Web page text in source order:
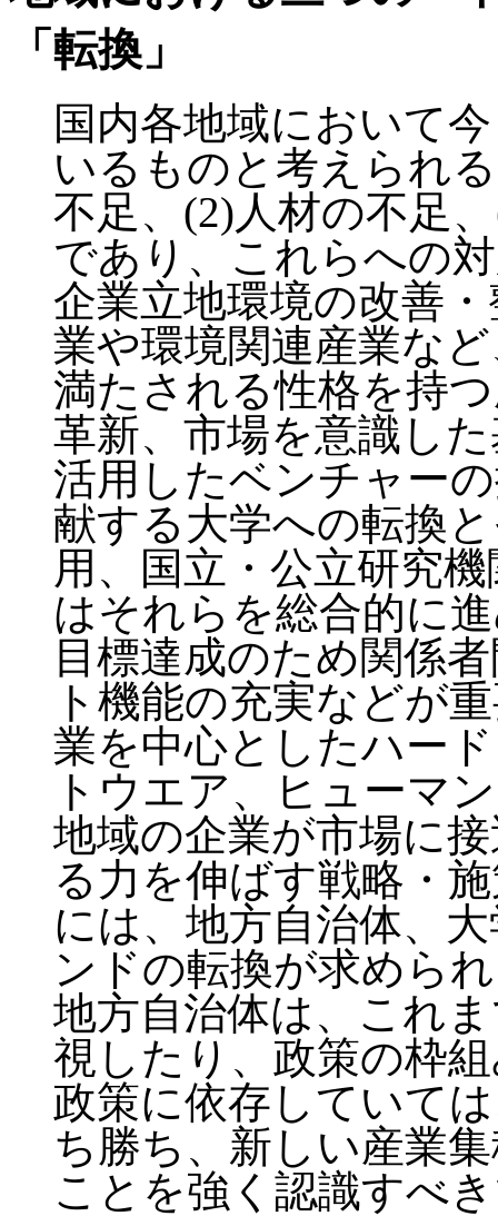
「転換」
国内各地域において
いるものと考えられ
不足、(2)人材の不足
であり、これらへの
企業立地環境の改善
業や環境関連産業な
満たされる性格を持
革新、市場を意識し
活用したベンチャー
献する大学への転換
用、国立・公立研究
はそれらを総合的に
目標達成のため関係
ト機能の充実などが
業を中心としたハー
トウエア、ヒューマ
地域の企業が市場に
る力を伸ばす戦略・
には、地方自治体、
ンドの転換が求めら
地方自治体は、これ
視したり、政策の枠
政策に依存していて
ち勝ち、新しい産業
ことを強く認識すべ